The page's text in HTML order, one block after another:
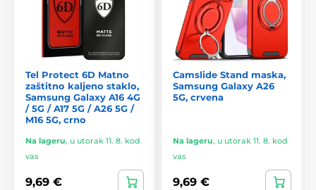
Tel Protect 6D Matno
zaštitno kaljeno staklo,
Samsung Galaxy A16 4G
/ 5G / A17 5G / A26 5G /
M16 5G, crno
Na lageru, u utorak 11. 8. kod
vas
9,69 €
Camslide Stand maska,
Samsung Galaxy A26
5G, crvena
Na lageru, u utorak 11. 8. kod
vas
9,69 €